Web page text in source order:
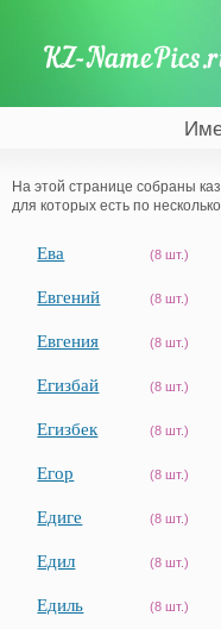
На этой странице собраны
для которых есть по
Ева (8 шт.)
Евгений (8 шт.)
Евгения (8 шт.)
Егизбай (8 шт.)
Егизбек (8 шт.)
Егор (8 шт.)
Едиге (8 шт.)
Едил (8 шт.)
Едиль (8 шт.)